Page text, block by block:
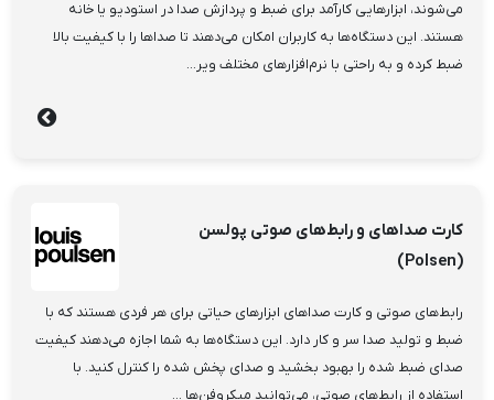
می‌شوند، ابزارهایی کارآمد برای ضبط و پردازش صدا در استودیو یا خانه
هستند. این دستگاه‌ها به کاربران امکان می‌دهند تا صداها را با کیفیت بالا
ضبط کرده و به راحتی با نرم‌افزارهای مختلف ویر...
کارت صداهای و رابط‌های صوتی پولسن
(Polsen)
رابط‌های صوتی و کارت صداهای ابزارهای حیاتی برای هر فردی هستند که با
ضبط و تولید صدا سر و کار دارد. این دستگاه‌ها به شما اجازه می‌دهند کیفیت
صدای ضبط شده را بهبود بخشید و صدای پخش شده را کنترل کنید. با
استفاده از رابط‌های صوتی، می‌توانید میکروفن‌ها ...